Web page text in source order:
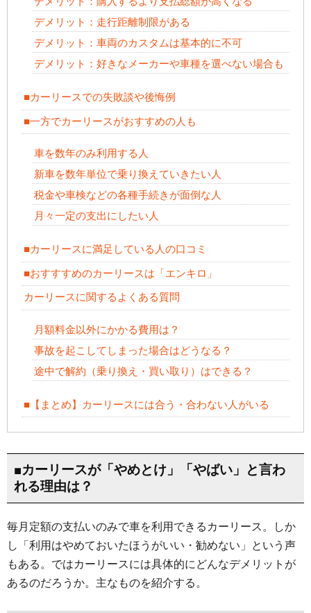
デメリット：走行距離制限がある
デメリット：車両のカスタムは基本的に不可
デメリット：好きなメーカーや車種を選べない場合も
■カーリースでの失敗談や後悔例
■一方でカーリースがおすすめの人も
車を数年のみ利用する人
新車を数年単位で乗り換えていきたい人
税金や車検などの各種手続きが面倒な人
月々一定の支出にしたい人
■カーリースに満足している人の口コミ
■おすすすめのカーリースは「エンキロ」
カーリースに関するよくある質問
月額料金以外にかかる費用は？
事故を起こしてしまった場合はどうなる？
途中で解約（乗り換え・買い取り）はできる？
■【まとめ】カーリースには合う・合わない人がいる
■カーリースが「やめとけ」「やばい」と言わ
れる理由は？
毎月定額の支払いのみで車を利用できるカーリース。しか
し「利用はやめておいたほうがいい・勧めない」という声
もある。ではカーリースには具体的にどんなデメリットが
あるのだろうか。主なものを紹介する。